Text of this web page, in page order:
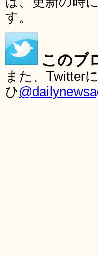
す。
このブ
また、Twitter
ひ